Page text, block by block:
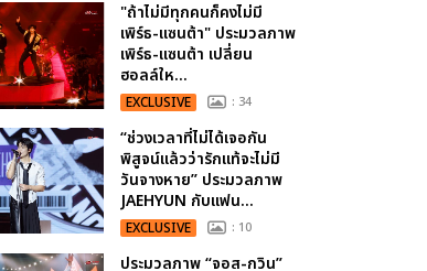
"ถ้าไม่มีทุกคนก็คงไม่มี
เพิร์ธ-แซนต้า" ประมวลภาพ
เพิร์ธ-แซนต้า เปลี่ยน
ฮอลล์ให...
EXCLUSIVE : 34
“ช่วงเวลาที่ไม่ได้เจอกัน
พิสูจน์แล้วว่ารักแท้จะไม่มี
วันจางหาย” ประมวลภาพ
JAEHYUN กับแฟน...
EXCLUSIVE : 10
ประมวลภาพ “จอส-กวิน”